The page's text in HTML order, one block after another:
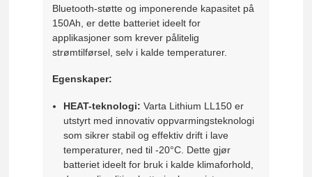
Bluetooth-støtte og imponerende kapasitet på
150Ah, er dette batteriet ideelt for
applikasjoner som krever pålitelig
strømtilførsel, selv i kalde temperaturer.
Egenskaper:
HEAT-teknologi: Varta Lithium LL150 er
utstyrt med innovativ oppvarmingsteknologi
som sikrer stabil og effektiv drift i lave
temperaturer, ned til -20°C. Dette gjør
batteriet ideelt for bruk i kalde klimaforhold,